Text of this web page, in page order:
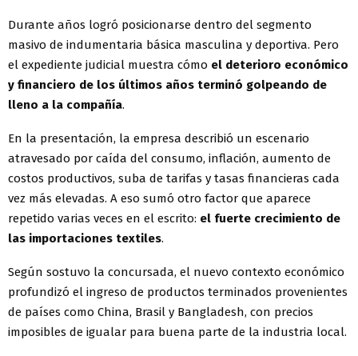
Durante años logró posicionarse dentro del segmento
masivo de indumentaria básica masculina y deportiva. Pero
el expediente judicial muestra cómo el deterioro económico
y financiero de los últimos años terminó golpeando de
lleno a la compañía.
En la presentación, la empresa describió un escenario
atravesado por caída del consumo, inflación, aumento de
costos productivos, suba de tarifas y tasas financieras cada
vez más elevadas. A eso sumó otro factor que aparece
repetido varias veces en el escrito: el fuerte crecimiento de
las importaciones textiles.
Según sostuvo la concursada, el nuevo contexto económico
profundizó el ingreso de productos terminados provenientes
de países como China, Brasil y Bangladesh, con precios
imposibles de igualar para buena parte de la industria local.